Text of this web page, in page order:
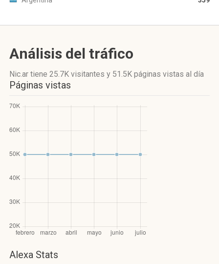
Análisis del tráfico
Nic.ar tiene 25.7K visitantes y 51.5K páginas vistas al día
Páginas vistas
Alexa Stats